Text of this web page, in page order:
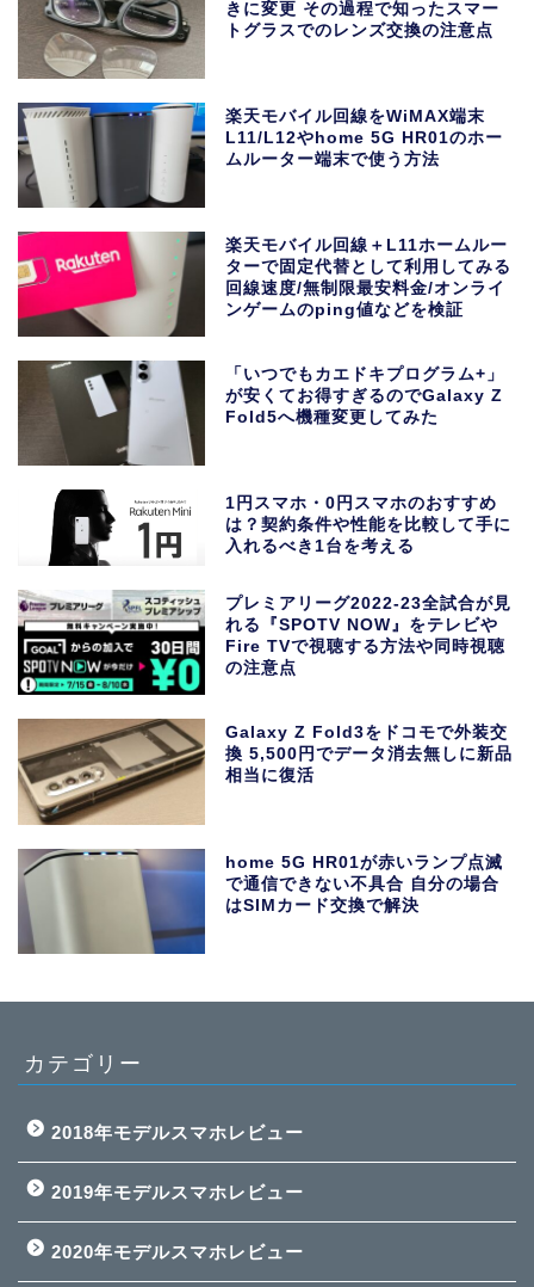
きに変更 その過程で知ったスマー
トグラスでのレンズ交換の注意点
楽天モバイル回線をWiMAX端末
L11/L12やhome 5G HR01のホー
ムルーター端末で使う方法
楽天モバイル回線＋L11ホームルー
ターで固定代替として利用してみる
回線速度/無制限最安料金/オンライ
ンゲームのping値などを検証
「いつでもカエドキプログラム+」
が安くてお得すぎるのでGalaxy Z
Fold5へ機種変更してみた
1円スマホ・0円スマホのおすすめ
は？契約条件や性能を比較して手に
入れるべき1台を考える
プレミアリーグ2022-23全試合が見
れる『SPOTV NOW』をテレビや
Fire TVで視聴する方法や同時視聴
の注意点
Galaxy Z Fold3をドコモで外装交
換 5,500円でデータ消去無しに新品
相当に復活
home 5G HR01が赤いランプ点滅
で通信できない不具合 自分の場合
はSIMカード交換で解決
カテゴリー
2018年モデルスマホレビュー
2019年モデルスマホレビュー
2020年モデルスマホレビュー